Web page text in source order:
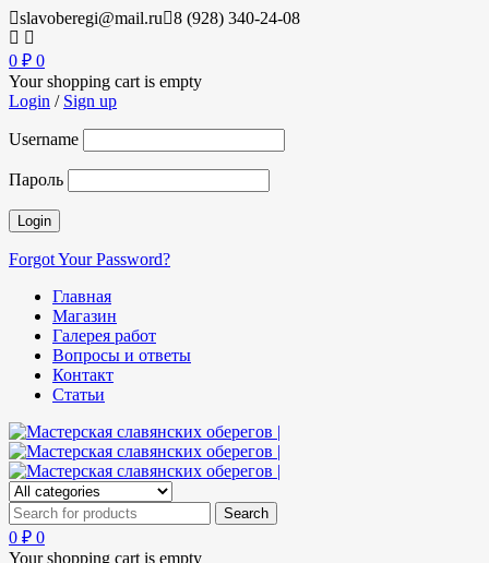
slavoberegi@mail.ru 8 (928) 340-24-08
0 ₽ 0
Your shopping cart is empty
Login / Sign up
Username
Пароль
Forgot Your Password?
Главная
Магазин
Галерея работ
Вопросы и ответы
Контакт
Статьи
0 ₽ 0
Your shopping cart is empty